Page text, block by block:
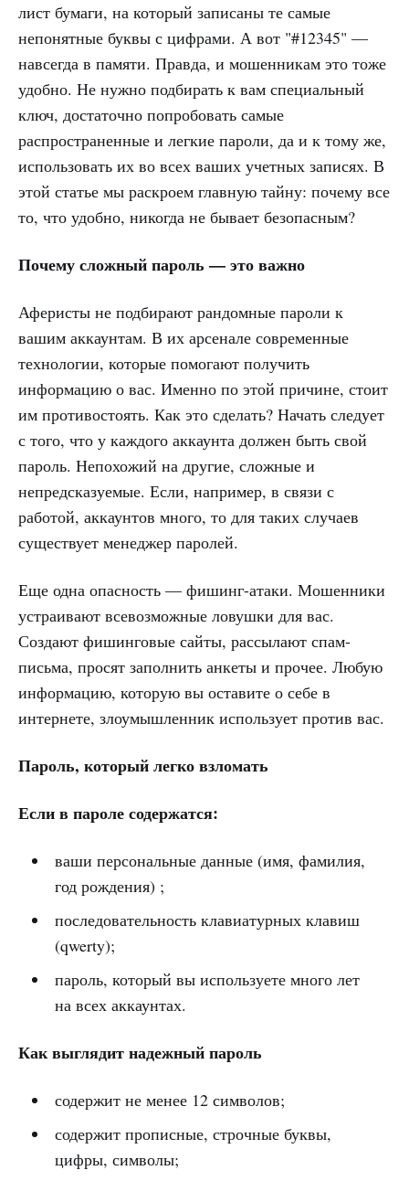
лист бумаги, на который записаны те самые
непонятные буквы с цифрами. А вот "#12345" —
навсегда в памяти. Правда, и мошенникам это тоже
удобно. Не нужно подбирать к вам специальный
ключ, достаточно попробовать самые
распространенные и легкие пароли, да и к тому же,
использовать их во всех ваших учетных записях. В
этой статье мы раскроем главную тайну: почему все
то, что удобно, никогда не бывает безопасным?
Почему сложный пароль — это важно
Аферисты не подбирают рандомные пароли к
вашим аккаунтам. В их арсенале современные
технологии, которые помогают получить
информацию о вас. Именно по этой причине, стоит
им противостоять. Как это сделать? Начать следует
с того, что у каждого аккаунта должен быть свой
пароль. Непохожий на другие, сложные и
непредсказуемые. Если, например, в связи с
работой, аккаунтов много, то для таких случаев
существует менеджер паролей.
Еще одна опасность — фишинг-атаки. Мошенники
устраивают всевозможные ловушки для вас.
Создают фишинговые сайты, рассылают спам-
письма, просят заполнить анкеты и прочее. Любую
информацию, которую вы оставите о себе в
интернете, злоумышленник использует против вас.
Пароль, который легко взломать
Если в пароле содержатся:
ваши персональные данные (имя, фамилия,
год рождения) ;
последовательность клавиатурных клавиш
(qwerty);
пароль, который вы используете много лет
на всех аккаунтах.
Как выглядит надежный пароль
содержит не менее 12 символов;
содержит прописные, строчные буквы,
цифры, символы;